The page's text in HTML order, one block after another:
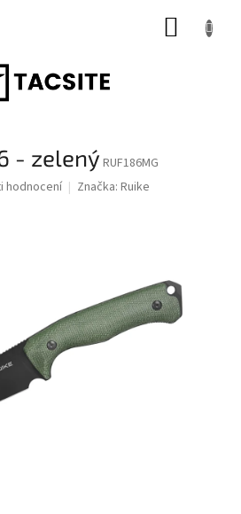
- zelený RUF186MG
hodnocení Značka: Ruike